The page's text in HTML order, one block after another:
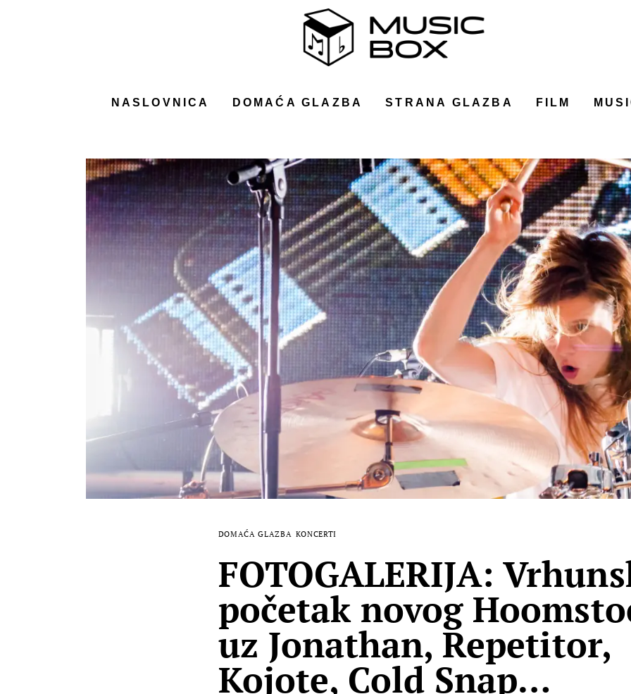
NASLOVNICA DOMAĆA GLAZBA STRANA GLAZBA FILM
DOMAĆA GLAZBA KONCERTI
FOTOGALERIJA:
početak novog
uz Jonathan, Repetitor,
Kojote, Cold Snap…